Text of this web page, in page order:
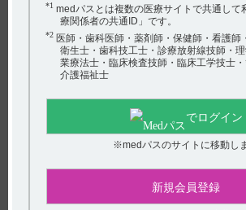
【エラスチーム】 小児への投与に関す
て教えてください。
【エラスチーム】 高齢者への投与に関
【エラスチーム】 妊婦への投与に関す
て教えてください。
アンケート:ご意見をお聞かせください
(選択してください)
送信する
*1 medパスとは複数の医療サイトで共通して
療関係者の共通ID」です。
*2 医師・歯科医師・薬剤師・保健師・看護師
衛生士・歯科技工士・診療放射線技師・
業療法士・臨床検査技師・臨床工学技士・
介護福祉士
でログイン
※medパスのサイトに移動し
新規会員登録
hhcホットライン